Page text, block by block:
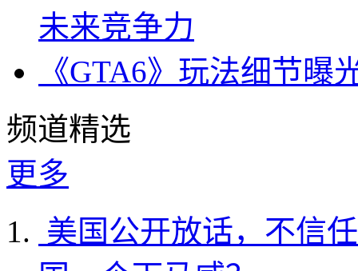
未来竞争力
《GTA6》玩法细节
频道精选
更多
美国公开放话，不信